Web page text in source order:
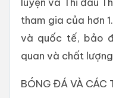
tham gia của hơn
và quốc tế, bảo
quan và chất
BÓNG ĐÁ VÀ CÁC